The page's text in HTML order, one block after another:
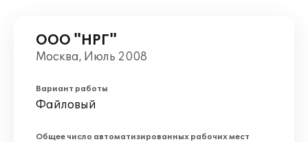
ООО "НРГ"
Москва, Июль 2008
Вариант работы
Файловый
Общее число автоматизированных рабочих мест